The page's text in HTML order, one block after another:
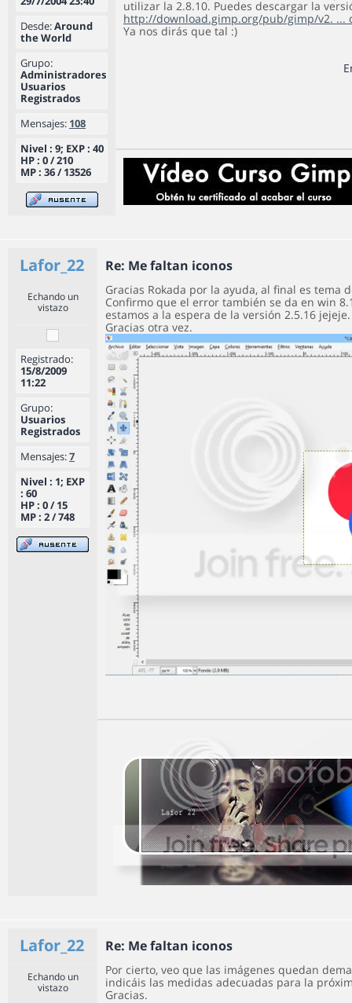
Desde:Around
the World
Grupo:
Administradores
Usuarios
Registrados
Mensajes: 108
Nivel : 9; EXP : 40
HP : 0 / 210
MP : 36 / 13526
utilizar la 2.8.10. Puedes descargar la
http://download.gimp.org/pub/gimp/v2. ...
Ya nos dirás que tal :)
Lafor_22 Re: Me faltan iconos
Echando un
vistazo
Registrado:
15/8/2009
11:22
Grupo:
Usuarios
Registrados
Mensajes:7
Nivel : 1; EXP
: 60
HP : 0 / 15
MP : 2 / 748
Gracias Rokada por la ayuda, al final es tema
Confirmo que el error también se da en win
estamos a la espera de la versión 2.5.16 jejeje.
Gracias otra vez.
Lafor_22 Re: Me faltan iconos
Echando un
vistazo
Por cierto, veo que las imágenes quedan
indicáis las medidas adecuadas para la
Gracias.